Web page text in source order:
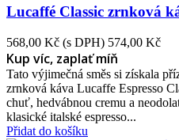
Lucaffé Classic zrnková
568,00 Kč (s DPH) 574,00 Kč
Kup víc, zaplať míň
Tato výjimečná směs si získala
zrnková káva Lucaffe Espresso
chuť, hedvábnou cremu a
klasické italské espresso...
Přidat do košíku